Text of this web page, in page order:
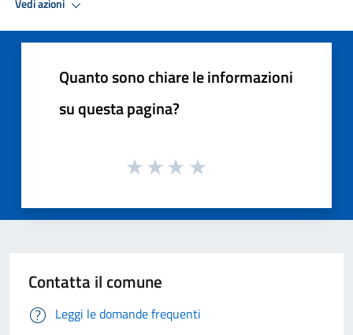
Vedi azioni
Quanto sono chiare le informazioni
su questa pagina?
Contatta il comune
Leggi le domande frequenti